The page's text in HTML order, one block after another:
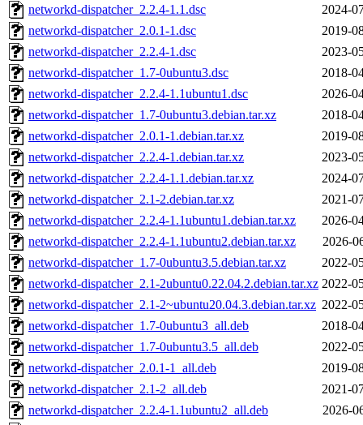
networkd-dispatcher_2.2.4-1.1.dsc
2024-
networkd-dispatcher_2.0.1-1.dsc
2019-
networkd-dispatcher_2.2.4-1.dsc
2023-
networkd-dispatcher_1.7-0ubuntu3.dsc
2018-
networkd-dispatcher_2.2.4-1.1ubuntu1.dsc
2026-
networkd-dispatcher_1.7-0ubuntu3.debian.tar.xz
2018-
networkd-dispatcher_2.0.1-1.debian.tar.xz
2019-
networkd-dispatcher_2.2.4-1.debian.tar.xz
2023-
networkd-dispatcher_2.2.4-1.1.debian.tar.xz
2024-
networkd-dispatcher_2.1-2.debian.tar.xz
2021-
networkd-dispatcher_2.2.4-1.1ubuntu1.debian.tar.xz
2026-
networkd-dispatcher_2.2.4-1.1ubuntu2.debian.tar.xz
2026-
networkd-dispatcher_1.7-0ubuntu3.5.debian.tar.xz
2022-
networkd-dispatcher_2.1-2ubuntu0.22.04.2.debian.tar.xz 2022-
networkd-dispatcher_2.1-2~ubuntu20.04.3.debian.tar.xz 2022-
networkd-dispatcher_1.7-0ubuntu3_all.deb
2018-
networkd-dispatcher_1.7-0ubuntu3.5_all.deb
2022-
networkd-dispatcher_2.0.1-1_all.deb
2019-
networkd-dispatcher_2.1-2_all.deb
2021-
networkd-dispatcher_2.2.4-1.1ubuntu2_all.deb
2026-